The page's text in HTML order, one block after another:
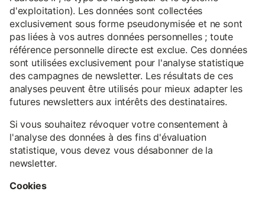
d'exploitation). Les données sont collectées
exclusivement sous forme pseudonymisée et ne sont
pas liées à vos autres données personnelles ; toute
référence personnelle directe est exclue. Ces données
sont utilisées exclusivement pour l'analyse statistique
des campagnes de newsletter. Les résultats de ces
analyses peuvent être utilisés pour mieux adapter les
futures newsletters aux intérêts des destinataires.
Si vous souhaitez révoquer votre consentement à
l'analyse des données à des fins d'évaluation
statistique, vous devez vous désabonner de la
newsletter.
Cookies